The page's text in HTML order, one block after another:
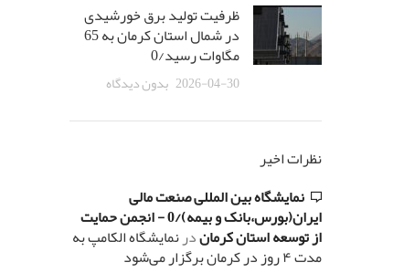
ظرفیت تولید برق خورشیدی
در شمال استان کرمان به 65
مگاوات رسید/0
2026-04-30 بدون دیدگاه
نظرات اخیر
نمایشگاه بین المللی صنعت مالی
ایران(بورس،بانک و بیمه)/0 - انجمن حمایت
از توسعه استان کرماندرنمایشگاه الکامپ به
مدت ۴ روز در کرمان برگزار می‌شود